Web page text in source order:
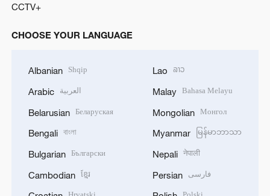
CCTV+
CHOOSE YOUR LANGUAGE
Albanian Shqip
Arabic العربية
Belarusian Беларуская
Bengali বাংলা
Bulgarian Български
Cambodian ខ្មែរ
Lao ລາວ
Malay Bahasa Melayu
Mongolian Монгол
Myanmar မြန်မာဘာသာ
Nepali नेपाली
Persian فارسی